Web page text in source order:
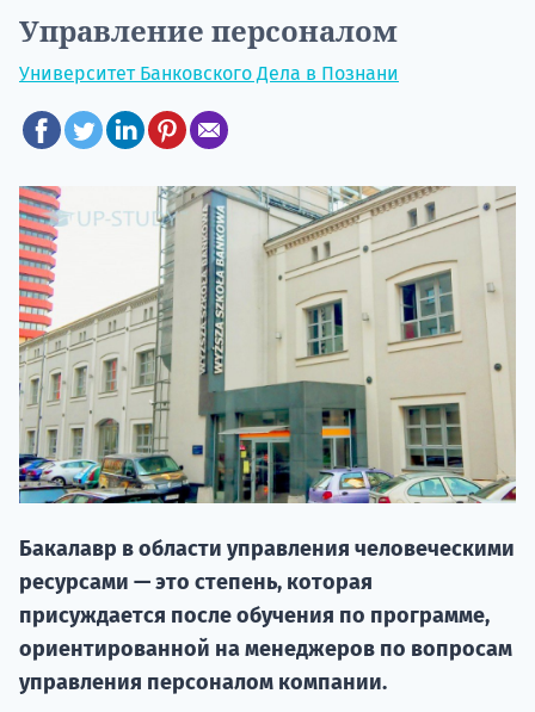
Управление персоналом
Университет Банковского Дела в Познани
Бакалавр в области управления человеческими
ресурсами — это степень, которая
присуждается после обучения по программе,
ориентированной на менеджеров по вопросам
управления персоналом компании.